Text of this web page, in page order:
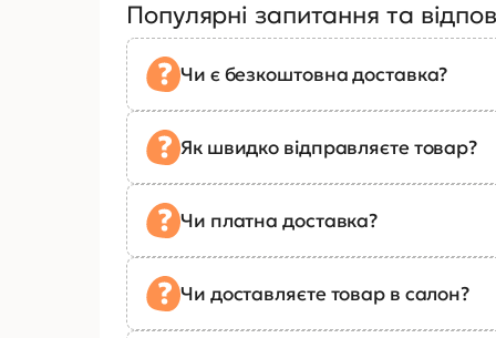
Популярні запитання та
Чи є безкоштовна доставка?
Як швидко відправляєте товар?
Чи платна доставка?
Чи доставляєте товар в салон?